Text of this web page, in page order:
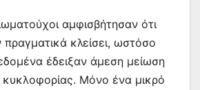
αμφισβήτησαν ότι
πραγματικά κλείσει, ωστόσο
έδειξαν άμεση μείωση
κυκλοφορίας. Μόνο ένα μικρό